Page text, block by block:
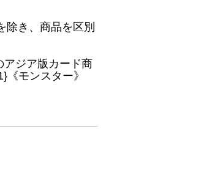
除き、商品を区別
アジア版カード商
モンスター》